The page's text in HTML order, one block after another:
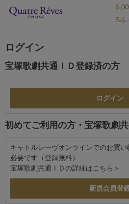
Sポ
ログイン
宝塚歌劇共通ＩＤ登録済の方
初めてご利用の方・宝塚歌劇
キャトルレーヴオンラインでのお買
必要です（登録無料）
宝塚歌劇共通ＩＤの詳細は こちら＞